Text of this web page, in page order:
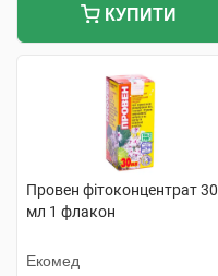
КУПИТИ
Провен фітоконцентрат 30
мл 1 флакон
Екомед